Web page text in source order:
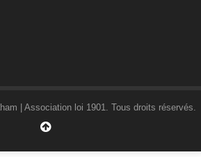
| Association loi 1901. Tous droits réservés.